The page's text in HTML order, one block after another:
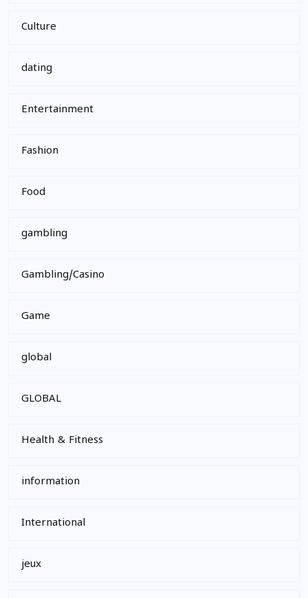
Culture
dating
Entertainment
Fashion
Food
gambling
Gambling/Casino
Game
global
GLOBAL
Health & Fitness
information
International
jeux